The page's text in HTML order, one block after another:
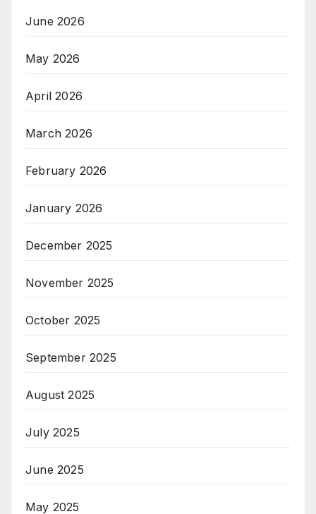
June 2026
May 2026
April 2026
March 2026
February 2026
January 2026
December 2025
November 2025
October 2025
September 2025
August 2025
July 2025
June 2025
May 2025